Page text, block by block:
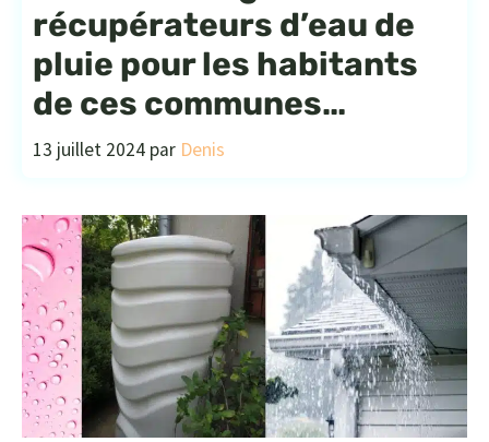
récupérateurs d’eau de
pluie pour les habitants
de ces communes…
13 juillet 2024 par Denis